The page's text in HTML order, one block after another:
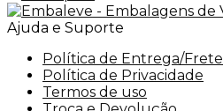
Ajuda e Suporte
Política de Entrega/Frete
Política de Privacidade
Termos de uso